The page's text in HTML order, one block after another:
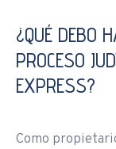
¿QUÉ DEBO
PROCESO
EXPRESS?
Como